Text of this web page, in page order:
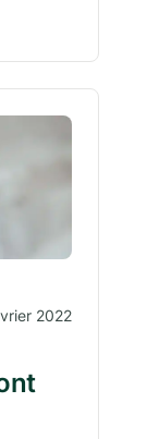
2022